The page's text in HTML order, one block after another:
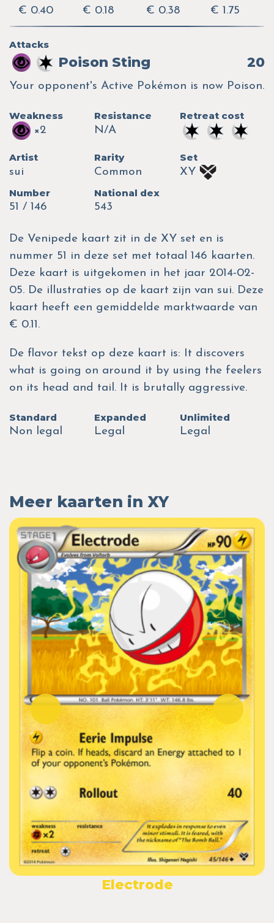
€ 0.40
€ 0.18
€ 0.38
€ 1.75
Attacks
Poison Sting 20
Your opponent's Active Pokémon is now Poison.
Weakness
×2
Resistance
N/A
Retreat cost
Artist
sui
Rarity
Common
Set
XY
Number
51 / 146
National dex
543
De Venipede kaart zit in de XY set en is
nummer 51 in deze set met totaal 146 kaarten.
Deze kaart is uitgekomen in het jaar 2014-02-
05. De illustraties op de kaart zijn van sui. Deze
kaart heeft een gemiddelde marktwaarde van
€ 0.11.
De flavor tekst op deze kaart is: It discovers
what is going on around it by using the feelers
on its head and tail. It is brutally aggressive.
Standard
Non legal
Expanded
Legal
Unlimited
Legal
Meer kaarten in XY
Electrode